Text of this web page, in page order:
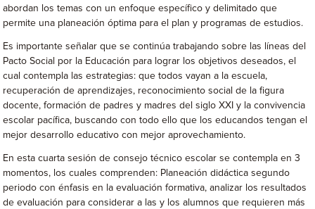
abordan los temas con un enfoque específico y delimitado que
permite una planeación óptima para el plan y programas de estudios.
Es importante señalar que se continúa trabajando sobre las líneas del
Pacto Social por la Educación para lograr los objetivos deseados, el
cual contempla las estrategias: que todos vayan a la escuela,
recuperación de aprendizajes, reconocimiento social de la figura
docente, formación de padres y madres del siglo XXI y la convivencia
escolar pacífica, buscando con todo ello que los educandos tengan el
mejor desarrollo educativo con mejor aprovechamiento.
En esta cuarta sesión de consejo técnico escolar se contempla en 3
momentos, los cuales comprenden: Planeación didáctica segundo
periodo con énfasis en la evaluación formativa, analizar los resultados
de evaluación para considerar a las y los alumnos que requieren más